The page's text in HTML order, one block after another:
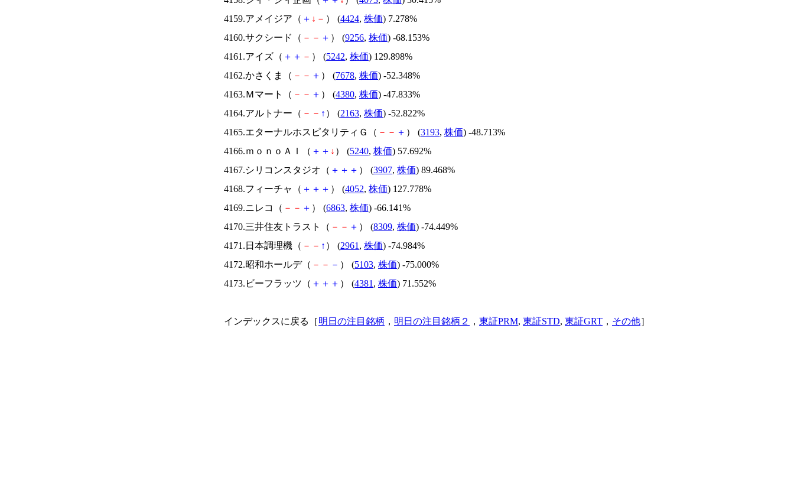
4159.アメイジア（ ＋ ↓ － ） (4424, 株価) 7.278%
4160.サクシード（ － － ＋ ） (9256, 株価) -68.153%
4161.アイズ（ ＋ ＋ － ） (5242, 株価) 129.898%
4162.かさくま（ － － ＋ ） (7678, 株価) -52.348%
4163.Ｍマート（ － － ＋ ） (4380, 株価) -47.833%
4164.アルトナー（ － － ↑ ） (2163, 株価) -52.822%
4165.エターナルホスピタリティＧ（ － － ＋ ） (3193, 株価) -48.713%
4166.ｍｏｎｏＡＩ（ ＋ ＋ ↓ ） (5240, 株価) 57.692%
4167.シリコンスタジオ（ ＋ ＋ ＋ ） (3907, 株価) 89.468%
4168.フィーチャ（ ＋ ＋ ＋ ） (4052, 株価) 127.778%
4169.ニレコ（ － － ＋ ） (6863, 株価) -66.141%
4170.三井住友トラスト（ － － ＋ ） (8309, 株価) -74.449%
4171.日本調理機（ － － ↑ ） (2961 , 株価) -74.984%
4172.昭和ホールデ（ － － － ） (5103, 株価) -75.000%
4173.ビーフラッツ（ ＋ ＋ ＋ ） (4381 , 株価) 71.552%
インデックスに戻る［明日の注目銘柄 ， 明日の注目銘柄２ ， 東証PRM, 東証STD, 東証GRT ， その他］